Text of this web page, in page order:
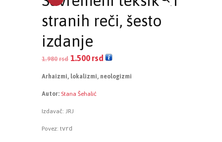
stranih reči, šesto
izdanje
1.980 rsd 1.500 rsd
Arhaizmi, lokalizmi, neologizmi
Autor: Stana Šehalić
Izdavač: JRJ
Povez: tvrd